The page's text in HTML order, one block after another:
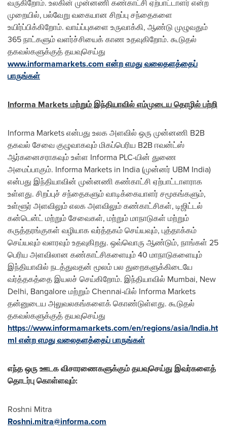
வருகிறோம். உலகின் முன்னணி கண்காட்சி ஏற்பாட்டாளர் என்ற
முறையில், பல்வேறு வகையான சிறப்பு சந்தைகளை
உயிர்ப்பிக்கிறோம். வாய்ப்புகளை உருவாக்கி, ஆண்டு முழுவதும்
365 நாட்களும் வளர்ச்சியைக் காண உதவுகிறோம். கூடுதல்
தகவல்களுக்குத் தயவுசெய்து
www.informamarkets.com என்ற எமது வலைதளத்தைப்
பாருங்கள்
Informa Markets மற்றும் இந்தியாவில் எம்முடைய தொழில் பற்றி
Informa Markets என்பது உலக அளவில் ஒரு முன்னணி B2B
தகவல் சேவை குழுவாகவும் மிகப்பெரிய B2B ஈவன்ட்ஸ்
ஆர்கனைசராகவும் உள்ள Informa PLC-யின் துணை
அமைப்பாகும். Informa Markets in India(முன்னர் UBM India)
என்பது இந்தியாவின் முன்னணி கண்காட்சி ஏற்பாட்டாளராக
உள்ளது. சிறப்புச் சந்தைகளும் வாடிக்கையாளர் சமூகங்களும்,
உள்ளூர் அளவிலும் எலக அளவிலும் கண்காட்சிகள், டிஜிட்டல்
கன்டென்ட் மற்றும் சேவைகள், மற்றும் மாநாடுகள் மற்றும்
கருத்தரங்குகள் வழியாக வர்த்தகம் செய்யவும், புத்தாக்கம்
செய்யவும் வளரவும் உதவுகிறது. ஒவ்வொரு ஆண்டும், நாங்கள் 25
பெரிய அளவிலான கண்காட்சிகளையும் 40 மாநாடுகளையும்
இந்தியாவில் நடத்துவதன் மூலம் பல துறைகளுக்கிடையே
வர்த்தகத்தை இயலச் செய்கிறோம். இந்தியாவில் Mumbai, New
Delhi, Bangaloreமற்றும்Chennai-யில் Informa Markets
தன்னுடைய அலுவலகங்களைக் கொண்டுள்ளது. கூடுதல்
தகவல்களுக்குத் தயவுசெய்து
https://www.informamarkets.com/en/regions/asia/India.ht
ml என்ற எமது வலைதளத்தைப் பாருங்கள்
எந்த ஒரு ஊடக விசாரணைகளுக்கும் தயவுசெய்து இவர்களைத்
தொடர்பு கொள்ளவும்:
Roshni Mitra
Roshni.mitra@informa.com